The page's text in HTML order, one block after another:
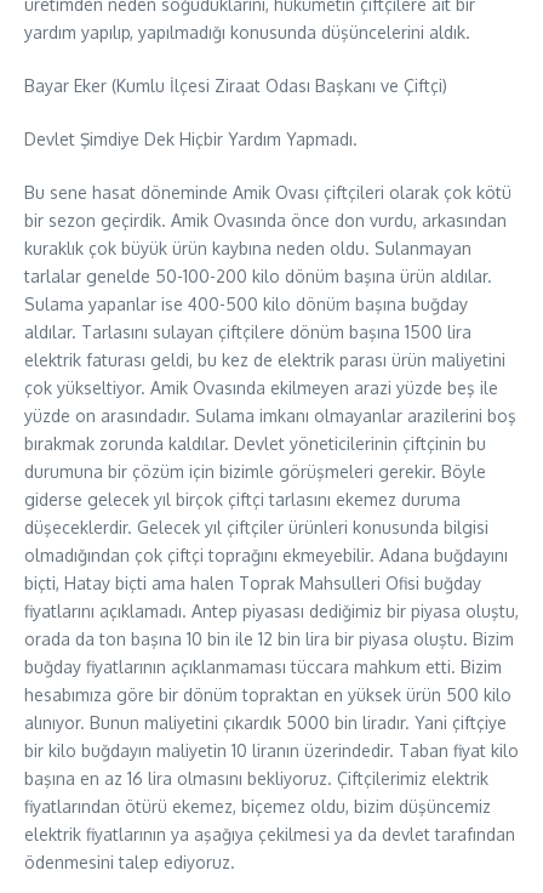
üretimden neden soğuduklarını, hükümetin çiftçilere ait bir
yardım yapılıp, yapılmadığı konusunda düşüncelerini aldık.
Bayar Eker (Kumlu İlçesi Ziraat Odası Başkanı ve Çiftçi)
Devlet Şimdiye Dek Hiçbir Yardım Yapmadı.
Bu sene hasat döneminde Amik Ovası çiftçileri olarak çok kötü
bir sezon geçirdik. Amik Ovasında önce don vurdu, arkasından
kuraklık çok büyük ürün kaybına neden oldu. Sulanmayan
tarlalar genelde 50-100-200 kilo dönüm başına ürün aldılar.
Sulama yapanlar ise 400-500 kilo dönüm başına buğday
aldılar. Tarlasını sulayan çiftçilere dönüm başına 1500 lira
elektrik faturası geldi, bu kez de elektrik parası ürün maliyetini
çok yükseltiyor. Amik Ovasında ekilmeyen arazi yüzde beş ile
yüzde on arasındadır. Sulama imkanı olmayanlar arazilerini boş
bırakmak zorunda kaldılar. Devlet yöneticilerinin çiftçinin bu
durumuna bir çözüm için bizimle görüşmeleri gerekir. Böyle
giderse gelecek yıl birçok çiftçi tarlasını ekemez duruma
düşeceklerdir. Gelecek yıl çiftçiler ürünleri konusunda bilgisi
olmadığından çok çiftçi toprağını ekmeyebilir. Adana buğdayını
biçti, Hatay biçti ama halen Toprak Mahsulleri Ofisi buğday
fiyatlarını açıklamadı. Antep piyasası dediğimiz bir piyasa oluştu,
orada da ton başına 10 bin ile 12 bin lira bir piyasa oluştu. Bizim
buğday fiyatlarının açıklanmaması tüccara mahkum etti. Bizim
hesabımıza göre bir dönüm topraktan en yüksek ürün 500 kilo
alınıyor. Bunun maliyetini çıkardık 5000 bin liradır. Yani çiftçiye
bir kilo buğdayın maliyetin 10 liranın üzerindedir. Taban fiyat kilo
başına en az 16 lira olmasını bekliyoruz. Çiftçilerimiz elektrik
fiyatlarından ötürü ekemez, biçemez oldu, bizim düşüncemiz
elektrik fiyatlarının ya aşağıya çekilmesi ya da devlet tarafından
ödenmesini talep ediyoruz.